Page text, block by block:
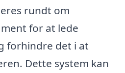
rundt om
for at lede
forhindre det i at
Dette system kan